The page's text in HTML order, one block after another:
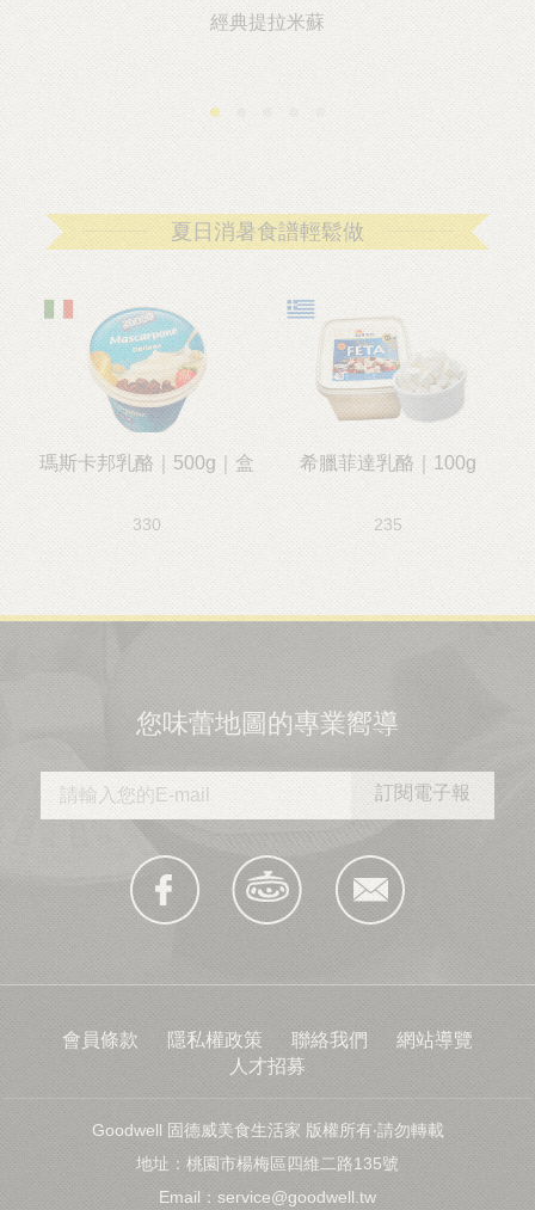
經典提拉米蘇
夏日消暑食譜輕鬆做
瑪斯卡邦乳酪｜500g｜盒
330
希臘菲達乳酪｜100g
235
您味蕾地圖的專業嚮導
會員條款 隱私權政策 聯絡我們
網站導覽
人才招募
Goodwell 固德威美食生活家 版權所有‧請勿轉載
地址：桃園市楊梅區四維二路135號
Email： service@goodwell.tw